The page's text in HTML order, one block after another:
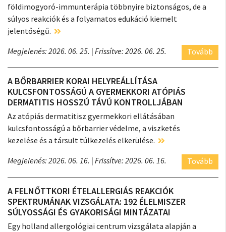
földimogyoró-immunterápia többnyire biztonságos, de a
súlyos reakciók és a folyamatos edukáció kiemelt
jelentőségű.
Megjelenés: 2026. 06. 25. | Frissítve: 2026. 06. 25. Tovább
A BŐRBARRIER KORAI HELYREÁLLÍTÁSA
KULCSFONTOSSÁGÚ A GYERMEKKORI ATÓPIÁS
DERMATITIS HOSSZÚ TÁVÚ KONTROLLJÁBAN
Az atópiás dermatitisz gyermekkori ellátásában
kulcsfontosságú a bőrbarrier védelme, a viszketés
kezelése és a társult túlkezelés elkerülése.
Megjelenés: 2026. 06. 16. | Frissítve: 2026. 06. 16. Tovább
A FELNŐTTKORI ÉTELALLERGIÁS REAKCIÓK
SPEKTRUMÁNAK VIZSGÁLATA: 192 ÉLELMISZER
SÚLYOSSÁGI ÉS GYAKORISÁGI MINTÁZATAI
Egy holland allergológiai centrum vizsgálata alapján a